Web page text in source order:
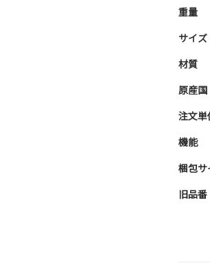
重量
サイ
材質
原産国
注文単
機能
梱包サ
旧品番